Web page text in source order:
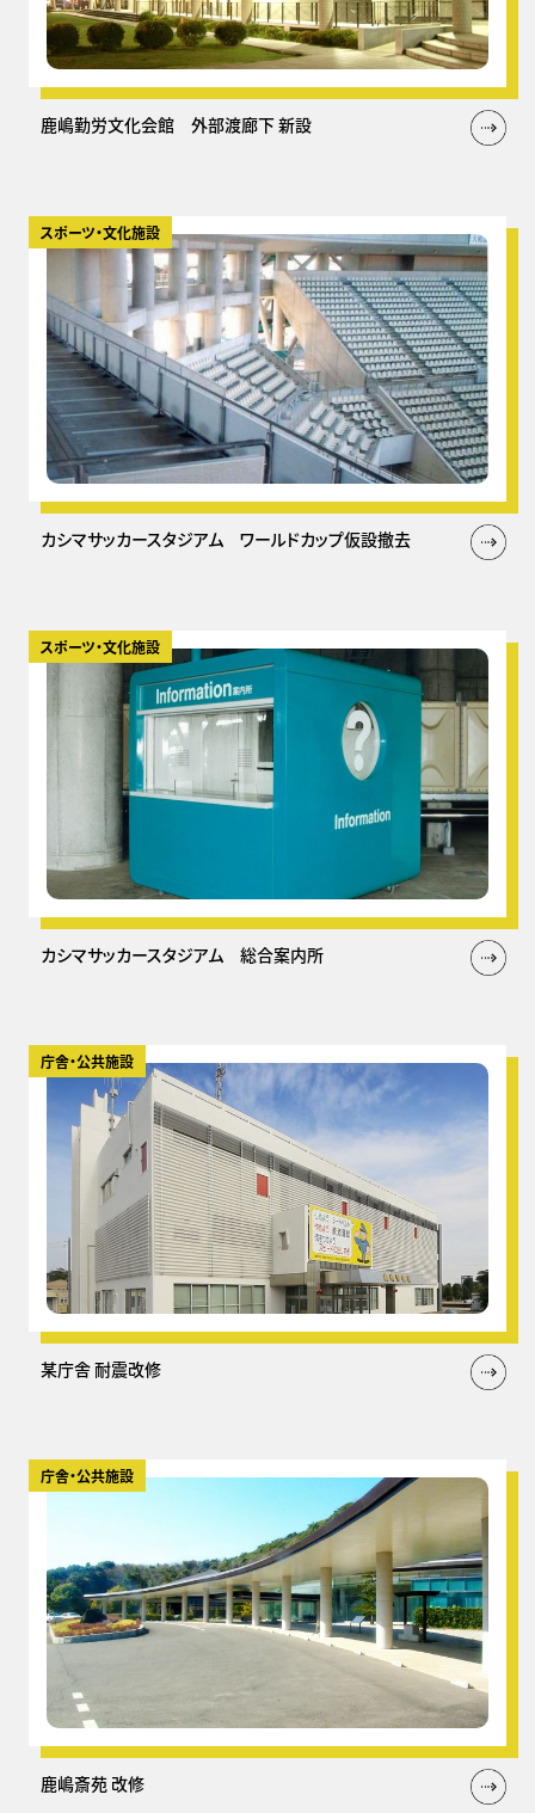
鹿嶋勤労文化会館 外部渡廊下 新設
スポーツ・文化施設
カシマサッカースタジアム ワールドカップ仮設撤去
スポーツ・文化施設
カシマサッカースタジアム 総合案内所
庁舎・公共施設
某庁舎 耐震改修
庁舎・公共施設
鹿嶋斎苑 改修